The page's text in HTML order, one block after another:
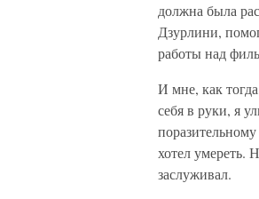
должна была
Дзурлини,
работы над
И мне, как
себя в руки, я
хотел умереть.
заслуживал.